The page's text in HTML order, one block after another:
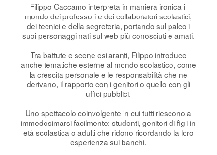
Filippo Caccamo interpreta in maniera ironica il
mondo dei professori e dei collaboratori scolastici,
dei tecnici e della segreteria, portando sul palco i
suoi personaggi nati sul web più conosciuti e amati.
Tra battute e scene esilaranti, Filippo introduce
anche tematiche esterne al mondo scolastico, come
la crescita personale e le responsabilità che ne
derivano, il rapporto con i genitori o quello con gli
uffici pubblici.
Uno spettacolo coinvolgente in cui tutti riescono a
immedesimarsi facilmente: studenti, genitori di figli in
età scolastica o adulti che ridono ricordando la loro
esperienza sui banchi.